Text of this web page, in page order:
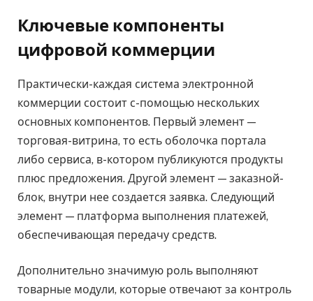
Ключевые компоненты
цифровой коммерции
Практически-каждая система электронной
коммерции состоит с-помощью нескольких
основных компонентов. Первый элемент —
торговая-витрина, то есть оболочка портала
либо сервиса, в-котором публикуются продукты
плюс предложения. Другой элемент — заказной-
блок, внутри нее создается заявка. Следующий
элемент — платформа выполнения платежей,
обеспечивающая передачу средств.
Дополнительно значимую роль выполняют
товарные модули, которые отвечают за контроль